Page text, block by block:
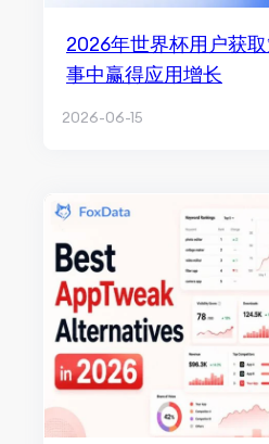
2026年世界杯用户获
事中赢得应用增长
2026-06-15